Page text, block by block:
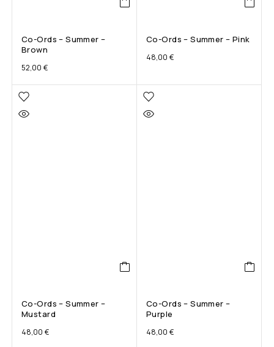
Co-Ords – Summer –
Brown
52,00 €
Co-Ords – Summer – Pink
48,00 €
Co-Ords – Summer –
Mustard
48,00 €
Co-Ords – Summer –
Purple
48,00 €